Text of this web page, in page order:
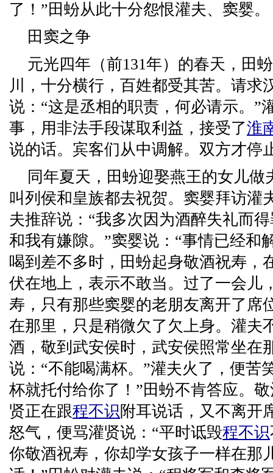
了！”田蚡从此十分怨恨灌夫、窦婴。
田窦之争
元光四年（前131年）的春天，田
川，十分横行，百姓都受其苦。请求
说：“这是丞相的职责，何必请示。”
事，用非法手段谋取利益，接受了淮
说的话。宾客们从中调解。双方才停
同年夏天，田蚡迎娶燕王的女儿
叫列侯和皇族都去祝贺。窦婴拜访灌
夫推辞说：“我多次因为酒醉失礼而
和我有嫌隙。”窦婴说：“事情已经和
喝到差不多时，田蚡起身敬酒祝寿，
伏在地上，表示不敢当。过了一会儿
寿，只有那些窦婴的老朋友离开了席
在那里，只是稍微欠了欠上身。灌夫
酒，敬到武安侯时，武安侯照常坐在
说：“不能喝满杯。”灌夫火了，便苦
杯就托付给你了！”田蚡不肯答应。
贤正在跟程不识附耳说话，又不离开
怒气，便骂灌贤说：“平时诋毁程不识
你敬酒祝寿，你却学女孩子一样在那